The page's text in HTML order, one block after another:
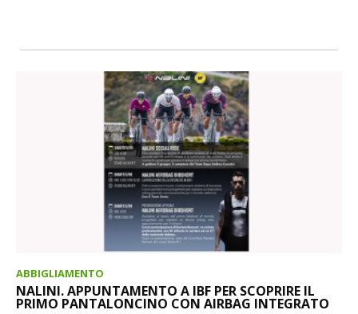
ABBIGLIAMENTO
NALINI. APPUNTAMENTO A IBF PER SCOPRIRE IL
PRIMO PANTALONCINO CON AIRBAG INTEGRATO